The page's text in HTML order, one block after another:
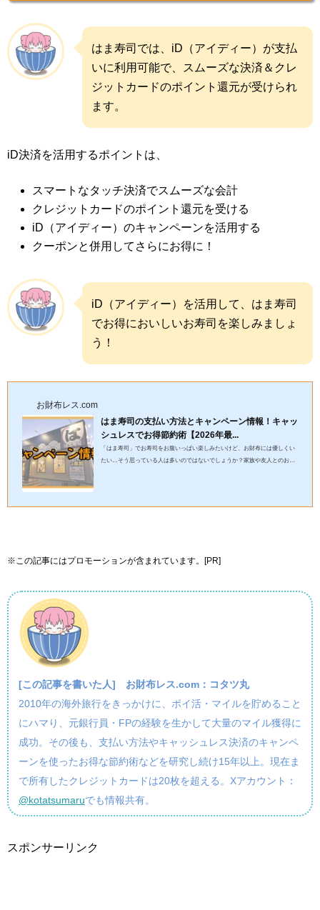
はま寿司では、iD（アイディー）が支払
いに利用可能で、スムーズな決済＆クレ
ジットカードのポイント還元が受けられ
ます。
iD決済を活用するポイントは、
スマートなタッチ決済でスムーズな会計
クレジットカードのポイント還元を受ける
iD（アイディー）のキャンペーンを活用する
クーポンと併用してさらにお得に！
iD（アイディー）を活用して、はま寿司
でお得においしいお寿司を楽しみましょ
う！
お財布レス.com
はま寿司の支払い方法とキャンペーン情報！キャッ
シュレスでお得節約術【2026年最...
「はま寿司」でお寿司をお腹いっぱい楽しみたいけど、お財布には優しくい
たい…そう思っている人は多いのではないでしょうか？家族や友人とのお食
※この記事にはプロモーションが含まれています。[PR]
[この記事を書いた人] お財布レス.com：コタツ丸
2010年の海外旅行をきっかけに、ポイ活・マイルを貯めること
にハマり、元銀行員・FPの経験を生かして大量のマイル獲得に
成功。その後も、支払い方法やキャッシュレス決済のキャンペ
ーンを使ったお得な節約術などを研究し続け15年以上。現在ま
で所有したクレジットカードは20枚を超える。Xアカウント：
@kotatsumaruでも情報共有。
スポンサーリンク